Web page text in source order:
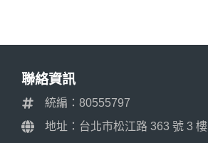
聯絡資訊
統編：80555797
地址：台北市松江路 363 號 3 樓